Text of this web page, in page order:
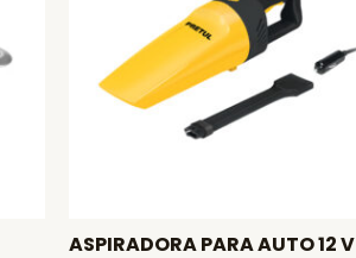
ASPIRADORA PARA AUTO 12 V